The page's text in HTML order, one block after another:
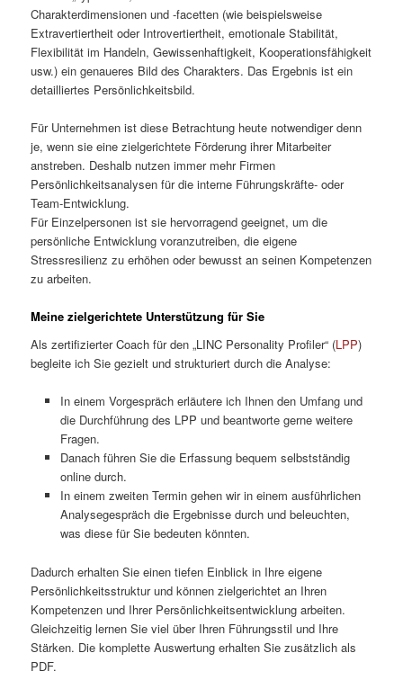
Charakterdimensionen und -facetten (wie beispielsweise
Extravertiertheit oder Introvertiertheit, emotionale Stabilität,
Flexibilität im Handeln, Gewissenhaftigkeit, Kooperationsfähigkeit
usw.) ein genaueres Bild des Charakters. Das Ergebnis ist ein
detailliertes Persönlichkeitsbild.
Für Unternehmen ist diese Betrachtung heute notwendiger denn
je, wenn sie eine zielgerichtete Förderung ihrer Mitarbeiter
anstreben. Deshalb nutzen immer mehr Firmen
Persönlichkeitsanalysen für die interne Führungskräfte- oder
Team-Entwicklung.
Für Einzelpersonen ist sie hervorragend geeignet, um die
persönliche Entwicklung voranzutreiben, die eigene
Stressresilienz zu erhöhen oder bewusst an seinen Kompetenzen
zu arbeiten.
Meine zielgerichtete Unterstützung für Sie
Als zertifizierter Coach für den „LINC Personality Profiler“ (LPP)
begleite ich Sie gezielt und strukturiert durch die Analyse:
In einem Vorgespräch erläutere ich Ihnen den Umfang und
die Durchführung des LPP und beantworte gerne weitere
Fragen.
Danach führen Sie die Erfassung bequem selbstständig
online durch.
In einem zweiten Termin gehen wir in einem ausführlichen
Analysegespräch die Ergebnisse durch und beleuchten,
was diese für Sie bedeuten könnten.
Dadurch erhalten Sie einen tiefen Einblick in Ihre eigene
Persönlichkeitsstruktur und können zielgerichtet an Ihren
Kompetenzen und Ihrer Persönlichkeitsentwicklung arbeiten.
Gleichzeitig lernen Sie viel über Ihren Führungsstil und Ihre
Stärken. Die komplette Auswertung erhalten Sie zusätzlich als
PDF.